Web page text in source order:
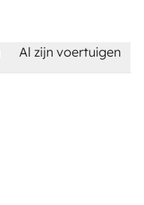
Al zijn voertuigen